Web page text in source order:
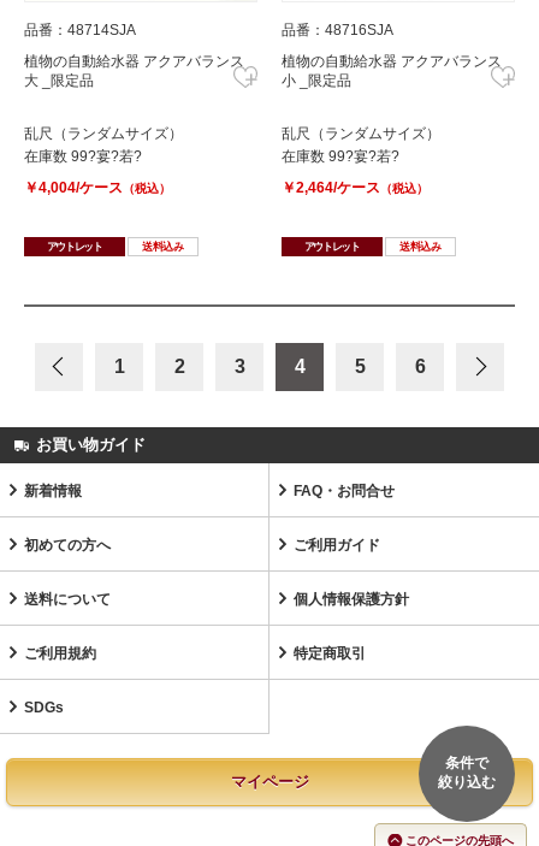
品番：48714SJA
植物の自動給水器 アクアバランス
大 _限定品
乱尺（ランダムサイズ）
在庫数 99?宴?若?
￥4,004/ケース （税込）
アウトレット 送料込み
品番：48716SJA
植物の自動給水器 アクアバランス
小 _限定品
乱尺（ランダムサイズ）
在庫数 99?宴?若?
￥2,464/ケース （税込）
アウトレット 送料込み
1 2 3 4 5 6
条件で
絞り込む
お買い物ガイド
新着情報 FAQ・お問合せ
初めての方へ ご利用ガイド
送料について 個人情報保護方針
ご利用規約 特定商取引
SDGs
マイページ
このページの先頭へ